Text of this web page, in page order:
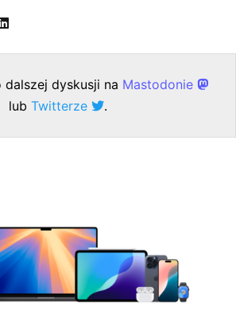
dalszej dyskusji na Mastodonie
lub Twitterze .